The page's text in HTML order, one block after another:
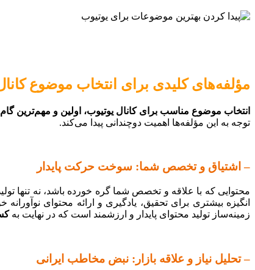
مؤلفه‌های کلیدی برای انتخاب موضوع
انتخاب موضوع مناسب برای کانال یوتیوب، اولین و مهم‌ترین
توجه به این مؤلفه‌ها اهمیت دوچندانی پیدا می‌کند.
– اشتیاق و تخصص شما: سوخت حرکت پایدار
محتوایی که با علاقه و تخصص شما گره خورده باشد، نه تنها
انگیزه بیشتری برای تحقیق، یادگیری و ارائه محتوای
زمینه‌ساز تولید محتوای پایدار و ارزشمند است که در نهایت به
– تحلیل نیاز و علاقه بازار: نبض مخاطب ایرانی